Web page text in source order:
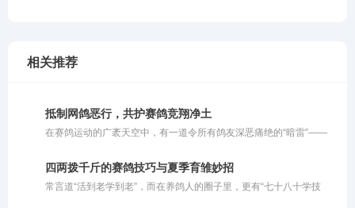
相关推荐
抵制网鸽恶行，共护赛鸽竞翔净土
在赛鸽运动的广袤天空中，有一道令所有鸽友深恶痛绝的“暗雷”——
的行径，不仅践踏了体育竞技的公平底线，更在情理与法律的双重维
度上被严厉禁止。
四两拨千斤的赛鸽技巧与夏季育雏妙招
常言道“活到老学到老”，而在养鸽人的圈子里，更有“七十八十学技